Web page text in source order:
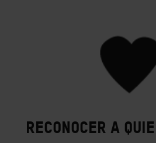
Reconocer a